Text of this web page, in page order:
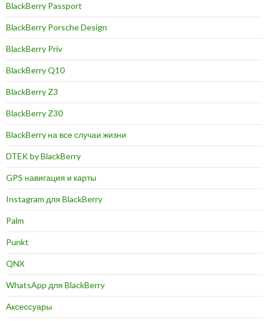
BlackBerry Passport
BlackBerry Porsche Design
BlackBerry Priv
BlackBerry Q10
BlackBerry Z3
BlackBerry Z30
BlackBerry на все случаи жизни
DTEK by BlackBerry
GPS навигация и карты
Instagram для BlackBerry
Palm
Punkt
QNX
WhatsApp для BlackBerry
Аксессуары